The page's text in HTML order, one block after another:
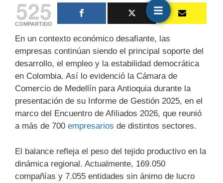
525
COMPARTIDO
En un contexto económico desafiante, las
empresas continúan siendo el principal soporte del
desarrollo, el empleo y la estabilidad democrática
en Colombia. Así lo evidenció la Cámara de
Comercio de Medellín para Antioquia durante la
presentación de su Informe de Gestión 2025, en el
marco del Encuentro de Afiliados 2026, que reunió
a más de 700 empresarios de distintos sectores.
El balance refleja el peso del tejido productivo en la
dinámica regional. Actualmente, 169.050
compañías y 7.055 entidades sin ánimo de lucro